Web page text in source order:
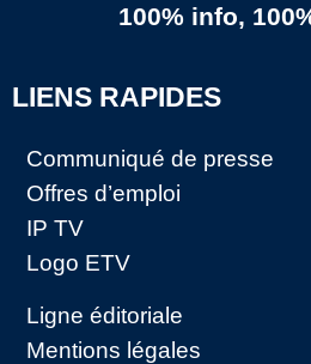
100% info,
LIENS RAPIDES
Communiqué de presse
Offres d’emploi
IP TV
Logo ETV
Ligne éditoriale
Mentions légales